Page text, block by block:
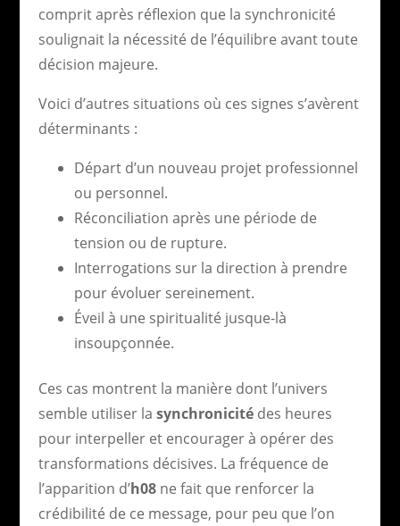
comprit après réflexion que la synchronicité
soulignait la nécessité de l’équilibre avant toute
décision majeure.
Voici d’autres situations où ces signes s’avèrent
déterminants :
Départ d’un nouveau projet professionnel
ou personnel.
Réconciliation après une période de
tension ou de rupture.
Interrogations sur la direction à prendre
pour évoluer sereinement.
Éveil à une spiritualité jusque-là
insoupçonnée.
Ces cas montrent la manière dont l’univers
semble utiliser la synchronicitédes heures
pour interpeller et encourager à opérer des
transformations décisives. La fréquence de
l’apparition d’h08ne fait que renforcer la
crédibilité de ce message, pour peu que l’on